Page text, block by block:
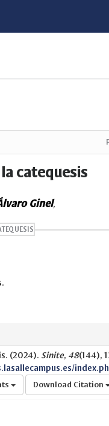
la catequesis
Ginel,
(2024). Sinite, 48(144),
Download Citation